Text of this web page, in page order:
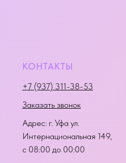
КОНТАКТЫ
+7 (937) 311-38-53
Заказать звонок
Адрес: г. Уфа ул.
Интернациональная 149,
с 08:00 до 00:00